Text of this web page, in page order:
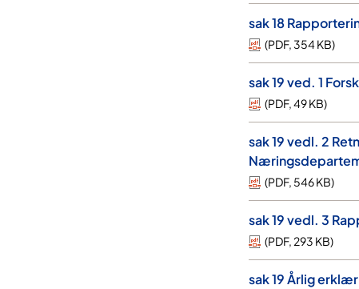
sak 18
(PDF, 354 KB)
sak 19 ved. 1
(PDF,49 KB)
sak 19 vedl. 2
(PDF, 546 KB)
sak 19 vedl. 3
(PDF, 293 KB)
sak 19 Årlig